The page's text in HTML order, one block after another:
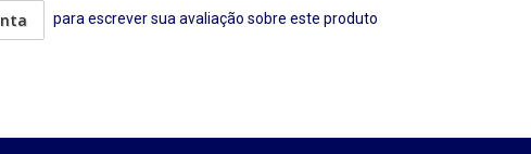
para escrever sua avaliação sobre este produto